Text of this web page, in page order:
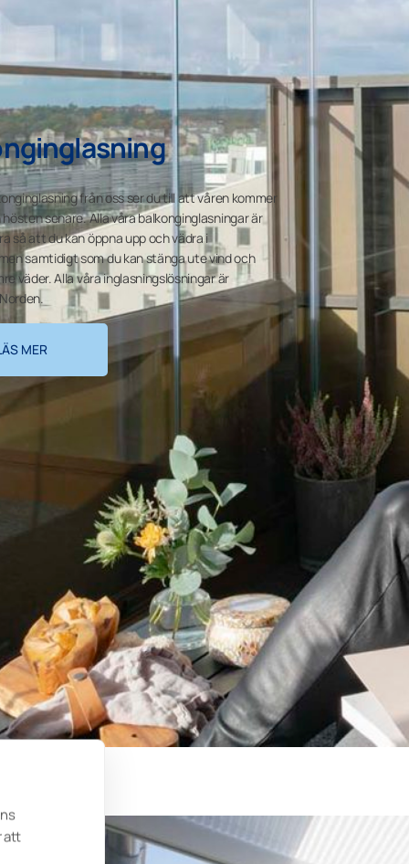
att
från oss ser du till att våren kommer
senare. Alla våra balkonginglasningar är
så att du kan öppna upp och vädra i
samtidigt som du kan stänga ute vind och
väder. Alla våra inglasningslösningar är
MER